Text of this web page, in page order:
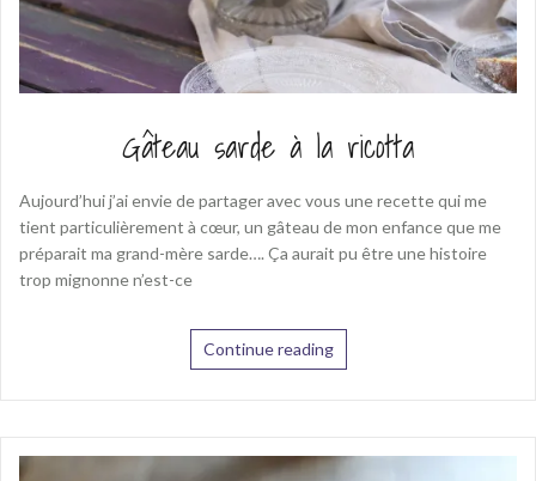
Gâteau sarde à la ricotta
Aujourd’hui j’ai envie de partager avec vous une recette qui me
tient particulièrement à cœur, un gâteau de mon enfance que me
préparait ma grand-mère sarde…. Ça aurait pu être une histoire
trop mignonne n’est-ce
Continue reading